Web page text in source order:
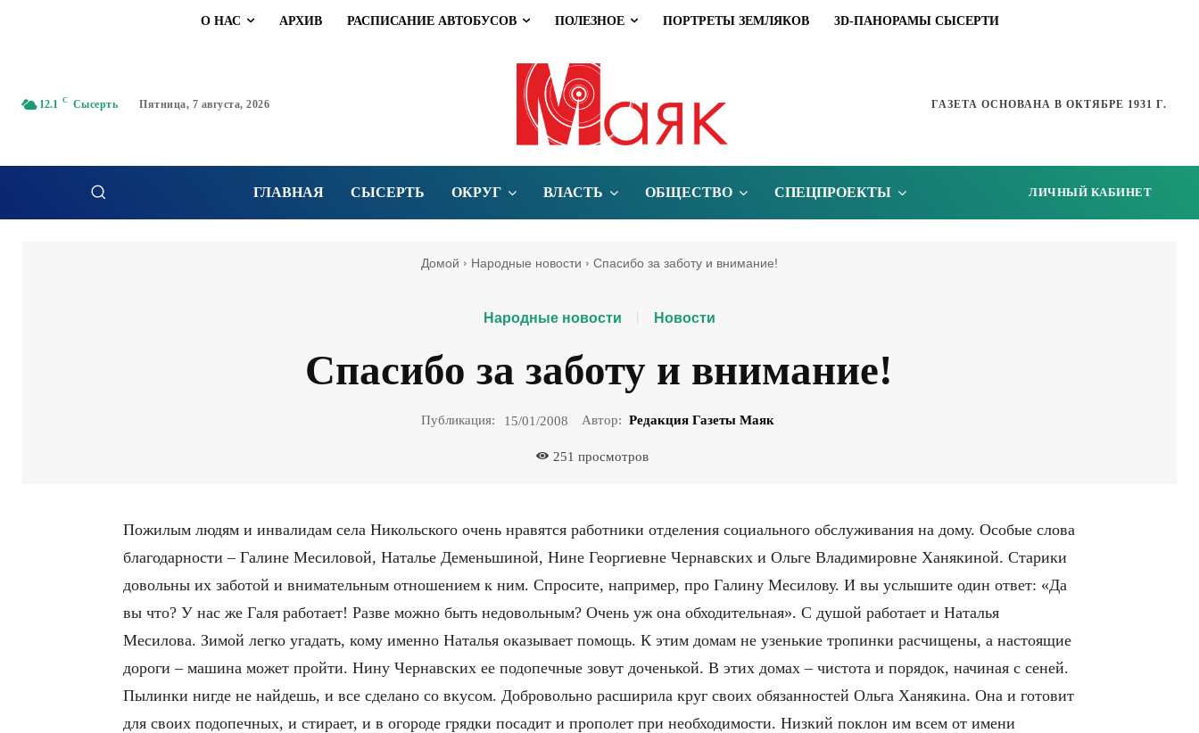
О НАС АРХИВ РАСПИСАНИЕ АВТОБУСОВ ПОЛЕЗНОЕ ПОРТРЕТЫ ЗЕМЛЯКОВ 3D-ПАНОРАМЫ СЫСЕРТИ
12.1 C Сысерть Пятница, 7 августа, 2026 ГАЗЕТА ОСНОВАНА В ОКТЯБРЕ 1931 Г.
ГЛАВНАЯ СЫСЕРТЬ ОКРУГ ВЛАСТЬ ОБЩЕСТВО СПЕЦПРОЕКТЫ ЛИЧНЫЙ КАБИНЕТ
Домой Народные новости Спасибо за заботу и внимание!
Народные новости Новости
Спасибо за заботу и внимание!
Публикация: 15/01/2008 Автор: Редакция Газеты Маяк
251 просмотров
Пожилым людям и инвалидам села Никольского очень нравятся работники отделения социального обслуживания на дому. Особые слова
благодарности – Галине Месиловой, Наталье Деменьшиной, Нине Георгиевне Чернавских и Ольге Владимировне Ханякиной. Старики
довольны их заботой и внимательным отношением к ним. Спросите, например, про Галину Месилову. И вы услышите один ответ: «Да
вы что? У нас же Галя работает! Разве можно быть недовольным? Очень уж она обходительная». С душой работает и Наталья
Месилова. Зимой легко угадать, кому именно Наталья оказывает помощь. К этим домам не узенькие тропинки расчищены, а настоящие
дороги – машина может пройти. Нину Чернавских ее подопечные зовут доченькой. В этих домах – чистота и порядок, начиная с сеней.
Пылинки нигде не найдешь, и все сделано со вкусом. Добровольно расширила круг своих обязанностей Ольга Ханякина. Она и готовит
для своих подопечных, и стирает, и в огороде грядки посадит и прополет при необходимости. Низкий поклон им всем от имени